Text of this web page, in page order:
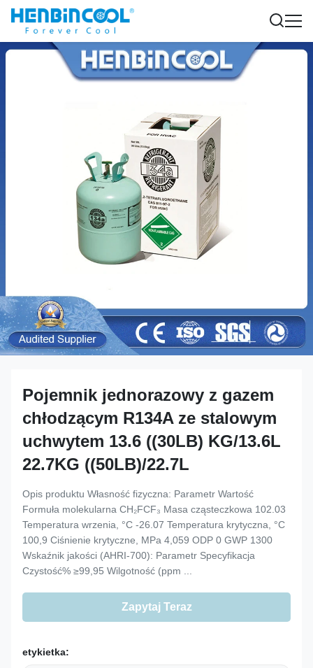
Pojemnik jednorazowy z gazem
chłodzącym R134A ze stalowym
uchwytem 13.6 ((30LB) KG/13.6L
22.7KG ((50LB)/22.7L
Opis produktu Własność fizyczna: Parametr Wartość
Formuła molekularna CH₂FCF₃ Masa cząsteczkowa 102.03
Temperatura wrzenia, °C -26.07 Temperatura krytyczna, °C
100,9 Ciśnienie krytyczne, MPa 4,059 ODP 0 GWP 1300
Wskaźnik jakości (AHRI-700): Parametr Specyfikacja
Czystość% ≥99,95 Wilgotność (ppm ...
Zapytaj Teraz
etykietka: